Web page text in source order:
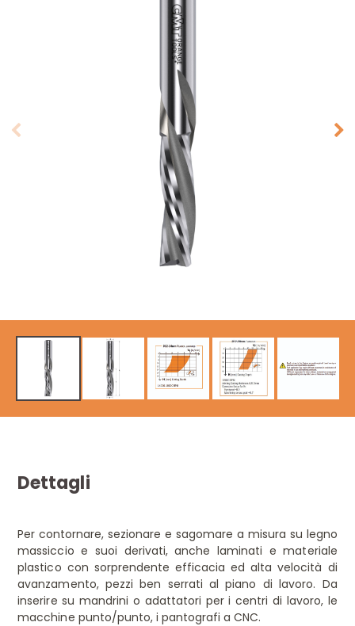
Dettagli
Per contornare, sezionare e sagomare a misura su legno
massiccio e suoi derivati, anche laminati e materiale
plastico con sorprendente efficacia ed alta velocità di
avanzamento, pezzi ben serrati al piano di lavoro. Da
inserire su mandrini o adattatori per i centri di lavoro, le
macchine punto/punto, i pantografi a CNC.